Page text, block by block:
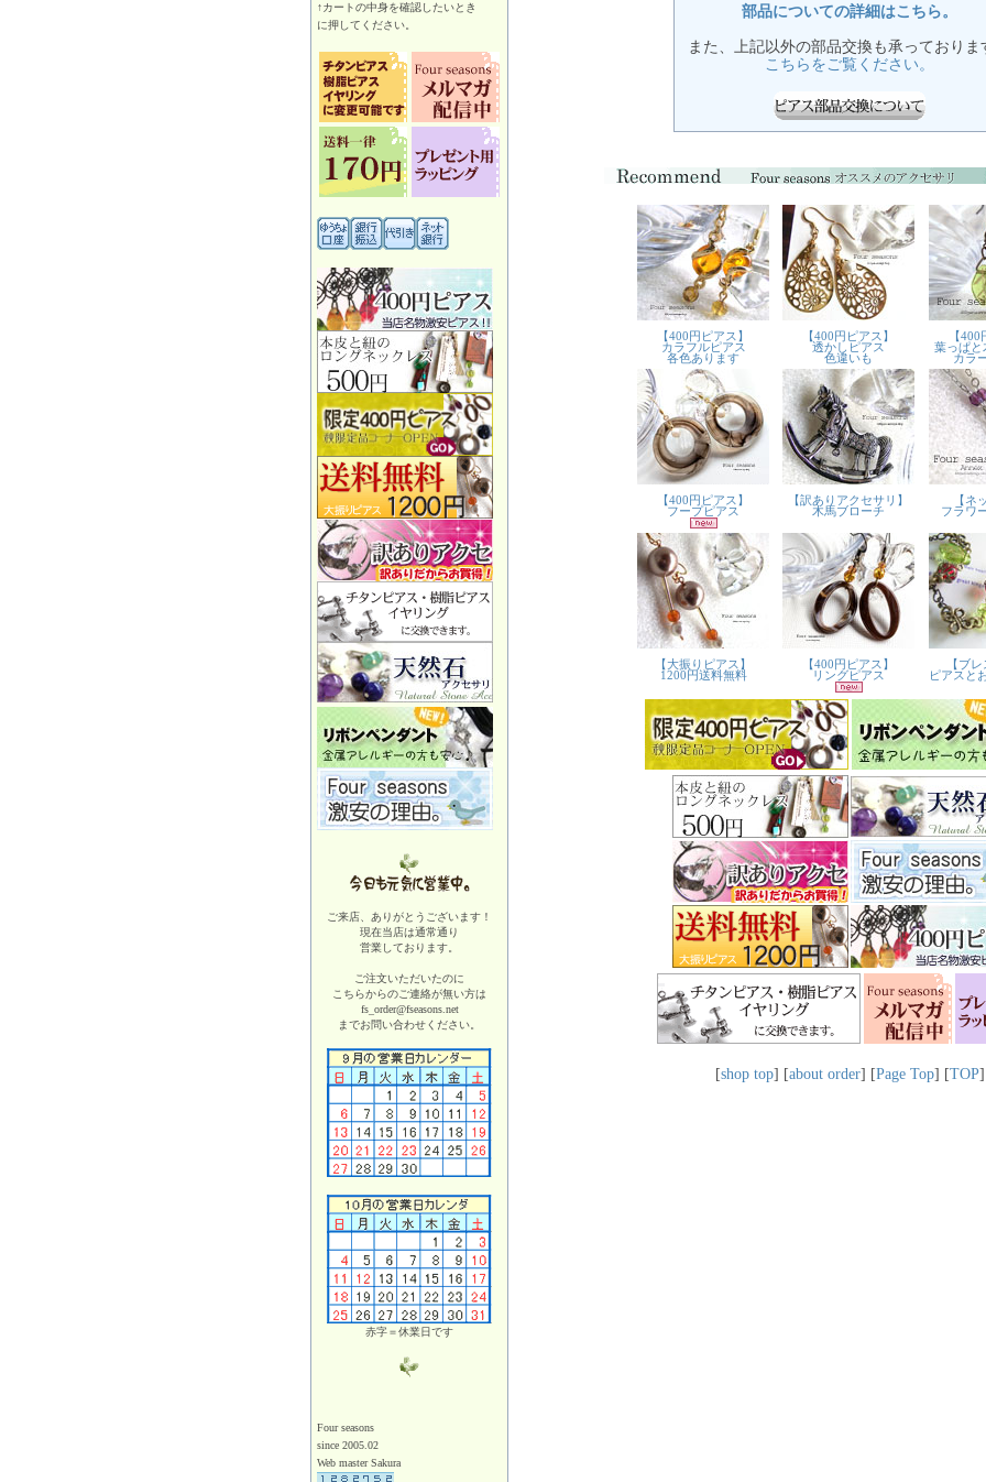
↑カートの中身を確認したいとき
に押してください。
ご来店、ありがとうございます！
現在当店は通常通り
営業しております。
ご注文いただいたのに
こちらからのご連絡が無い方は
fs_order@fseasons.net
までお問い合わせください。
赤字＝休業日です
Four seasons
since 2005.02
Web master Sakura
部品についての詳細はこちら。
また、上記以外の部品交換も承っておりま
こちらをご覧ください。
[shop top] [about order] [Page Top] [TOP]